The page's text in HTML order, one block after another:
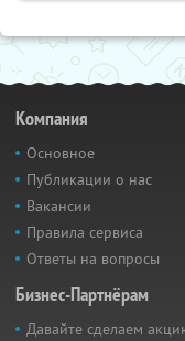
Компания
Основное
Публикации о нас
Вакансии
Правила сервиса
Ответы на вопросы
Бизнес-Партнёрам
Давайте сделаем